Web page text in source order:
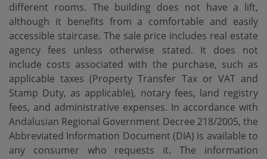
different rooms. The building does not have a lift,
although it benefits from a comfortable and easily
accessible staircase. The sale price includes real estate
agency fees unless otherwise stated. It does not
include costs associated with the purchase, such as
applicable taxes (Property Transfer Tax or VAT and
Stamp Duty, as applicable), notary fees, land registry
fees, and administrative expenses. In accordance with
Andalusian Regional Government Decree 218/2005, the
Abbreviated Information Document ‌(DIA) ‌is ‌available ‌to
any ‌consumer who requests ‌it. ‌The information